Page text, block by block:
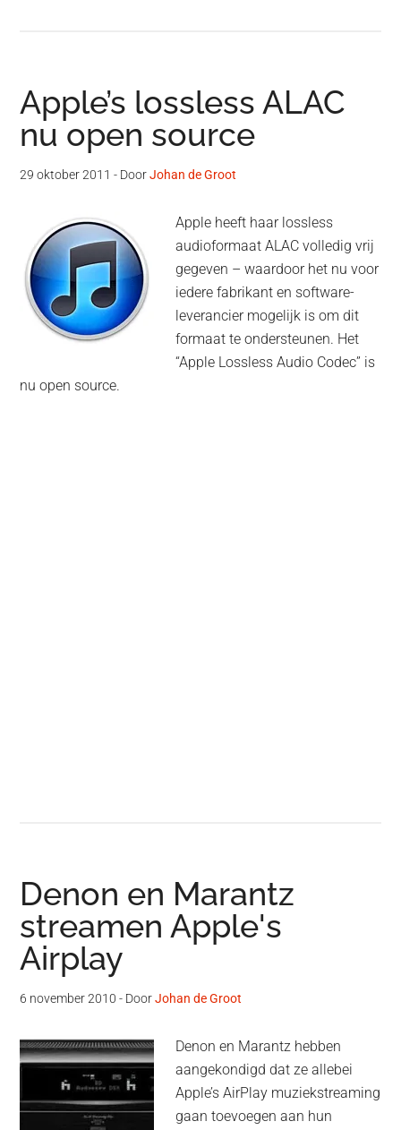
Apple’s lossless ALAC
nu open source
29 oktober 2011 - DoorJohan de Groot
Apple heeft haar lossless
audioformaat ALAC volledig vrij
gegeven – waardoor het nu voor
iedere fabrikant en software-
leverancier mogelijk is om dit
formaat te ondersteunen. Het
“Apple Lossless Audio Codec” is
nu open source.
Denon en Marantz
streamen Apple's
Airplay
6 november 2010 - DoorJohan de Groot
Denon en Marantz hebben
aangekondigd dat ze allebei
Apple’s AirPlay muziekstreaming
gaan toevoegen aan hun